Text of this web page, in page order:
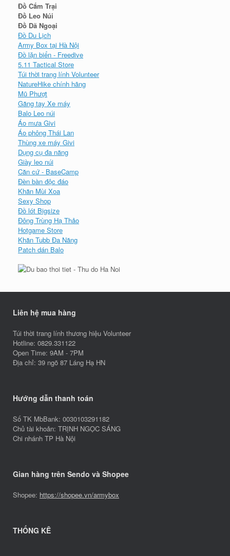
Đồ Cắm Trại
Đồ Leo Núi
Đồ Dã Ngoại
Đồ Du Lịch
Army Box tại Hà Nội
Đồ lặn biển - Freedive
5.11 Tactical Store
Túi thời trang lính Volunteer
NatureHike chính hãng
Mũ Phượt
Găng tay Xe máy
Balo Leo núi
Áo mưa Givi
Áo phông Thái Lan
Thùng xe máy Givi
Dụng cụ đa năng
Giày leo núi
Căn cứ - BaseCamp
Đèn bàn độc đáo
Khăn Mùi Xoa
Sexy Shop
Đồ lót Bigsize
Đông Trùng Hạ Thảo
Hotgame Store
Khăn Tubb Đa Năng
Patch dán Balo
Liên hệ mua hàng
Túi thời trang lính thương hiệu Volunteer
Hotline: 0829.331122
Open Time: 9AM - 7PM
Địa chỉ: 39 ngõ 87 Láng Hạ HN
Hướng dẫn thanh toán
Số TK MbBank: 0030103291182
Chủ tài khoản: TRỊNH NGỌC SÁNG
Chi nhánh TP Hà Nội
Gian hàng trên Sendo và Shopee
Shopee: https://shopee.vn/armybox
THỐNG KÊ